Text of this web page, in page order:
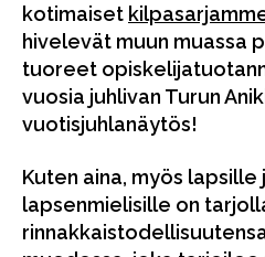
kotimaiset
hivelevät muun muassa
tuoreet
vuosia juhlivan Turun
vuotisjuhlanäytös!
Kuten aina, myös lapsille
lapsenmielisille on